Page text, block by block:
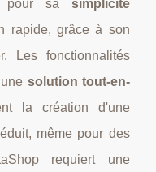
pour sa simplicité
rapide, grâce à son
Les fonctionnalités
solution tout-en-
la création d'une
même pour des
requiert une